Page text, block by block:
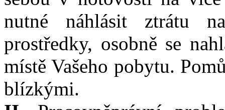
nutné náhlásit ztrátu
prostředky, osobně se
místě Vašeho pobytu.
blízkými.